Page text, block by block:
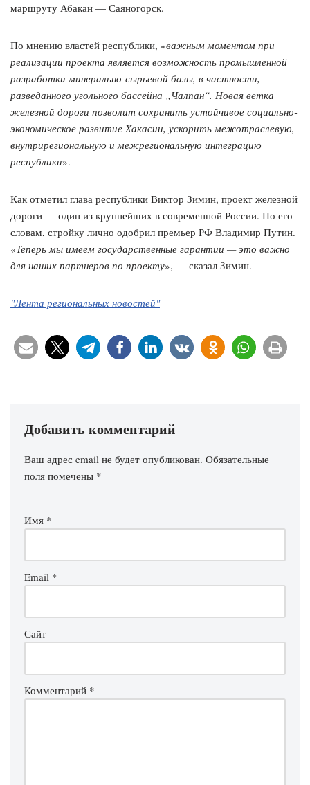
маршруту Абакан — Саяногорск.
По мнению властей республики, «важным моментом при
реализации проекта является возможность промышленной
разработки минерально-сырьевой базы, в частности,
разведанного угольного бассейна „Чалпан“. Новая ветка
железной дороги позволит сохранить устойчивое социально-
экономическое развитие Хакасии, ускорить межотраслевую,
внутрирегиональную и межрегиональную интеграцию
республики».
Как отметил глава республики Виктор Зимин, проект железной
дороги — один из крупнейших в современной России. По его
словам, стройку лично одобрил премьер РФ Владимир Путин.
«Теперь мы имеем государственные гарантии — это важно
для наших партнеров по проекту», — сказал Зимин.
"Лента региональных новостей"
Добавить комментарий
Ваш адрес email не будет опубликован. Обязательные
поля помечены *
Имя *
Email *
Сайт
Комментарий *